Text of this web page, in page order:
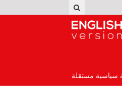
سياسية مستقلة